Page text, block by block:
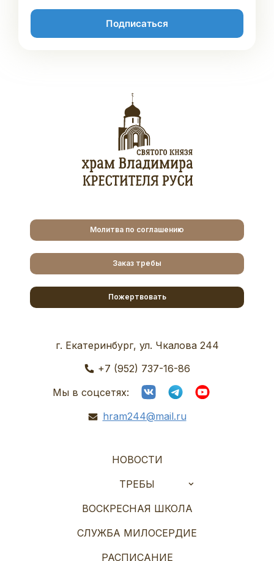
Подписаться
Молитва по соглашению
Заказ требы
Пожертвовать
г. Екатеринбург, ул. Чкалова 244
+7 (952) 737-16-86
Мы в соцсетях:
hram244@mail.ru
НОВОСТИ
ТРЕБЫ
ВОСКРЕСНАЯ ШКОЛА
СЛУЖБА МИЛОСЕРДИЕ
РАСПИСАНИЕ